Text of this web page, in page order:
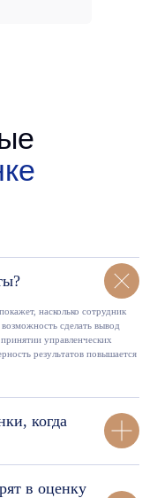
насколько сотрудник
сделать вывод
управленческих
результатов повышается
когда
в оценку